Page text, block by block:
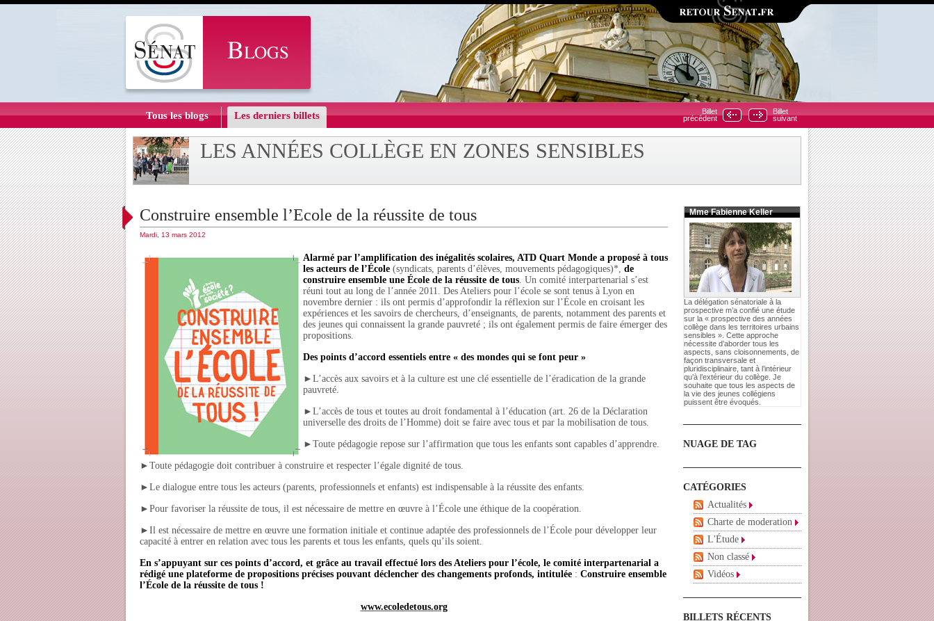
Tous les blogs Les derniers billets
Billet
suivant
Billet
précédent
LES ANNÉES COLLÈGE EN ZONES SENSIBLES
Construire ensemble l’Ecole de la réussite de tous
Mardi, 13 mars 2012
Alarmé par l’amplification des inégalités scolaires, ATD Quart Monde a proposé à tous
les acteurs de l’École (syndicats, parents d’élèves, mouvements pédagogiques)*, de
construire ensemble une École de la réussite de tous. Un comité interpartenarial s’est
réuni tout au long de l’année 2011. Des Ateliers pour l’école se sont tenus à Lyon en
novembre dernier : ils ont permis d’approfondir la réflexion sur l’École en croisant les
expériences et les savoirs de chercheurs, d’enseignants, de parents, notamment des parents et
des jeunes qui connaissent la grande pauvreté ; ils ont également permis de faire émerger des
propositions.
Des points d’accord essentiels entre « des mondes qui se font peur »
►L’accès aux savoirs et à la culture est une clé essentielle de l’éradication de la grande
pauvreté.
►L’accès de tous et toutes au droit fondamental à l’éducation (art. 26 de la Déclaration
universelle des droits de l’Homme) doit se faire avec tous et par la mobilisation de tous.
►Toute pédagogie repose sur l’affirmation que tous les enfants sont capables d’apprendre.
►Toute pédagogie doit contribuer à construire et respecter l’égale dignité de tous.
►Le dialogue entre tous les acteurs (parents, professionnels et enfants) est indispensable à la réussite des enfants.
►Pour favoriser la réussite de tous, il est nécessaire de mettre en œuvre à l’École une éthique de la coopération.
►Il est nécessaire de mettre en œuvre une formation initiale et continue adaptée des professionnels de l’École pour développer leur
capacité à entrer en relation avec tous les parents et tous les enfants, quels qu’ils soient.
En s’appuyant sur ces points d’accord, et grâce au travail effectué lors des Ateliers pour l’école, le comité interpartenarial a
rédigé une plateforme de propositions précises pouvant déclencher des changements profonds, intitulée : Construire ensemble
l’École de la réussite de tous !
www.ecoledetous.org
Mme Fabienne Keller
La délégation sénatoriale à la
prospective m’a confié une étude
sur la « prospective des années
collège dans les territoires urbains
sensibles ». Cette approche
nécessite d’aborder tous les
aspects, sans cloisonnements, de
façon transversale et
pluridisciplinaire, tant à l’intérieur
qu’à l’extérieur du collège. Je
souhaite que tous les aspects de
la vie des jeunes collégiens
puissent être évoqués.
NUAGE DE TAG
CATÉGORIES
Actualités
Charte de moderation
L'Étude
Non classé
Vidéos
BILLETS RÉCENTS